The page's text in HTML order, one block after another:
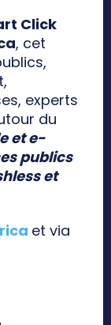
Click
, cet
experts
du
et e-
publics
et
et via